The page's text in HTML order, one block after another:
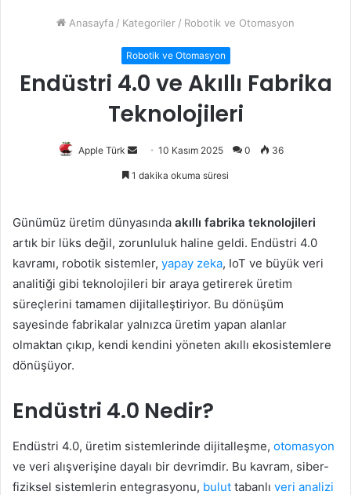
Anasayfa / Kategoriler / Robotik ve Otomasyon
Robotik ve Otomasyon
Endüstri 4.0 ve Akıllı Fabrika
Teknolojileri
Apple Türk
Bir
10 Kasım 2025 0 36
1 dakika okuma süresi
Günümüz üretim dünyasında akıllı fabrika teknolojileri
artık bir lüks değil, zorunluluk haline geldi. Endüstri 4.0
kavramı, robotik sistemler, yapay zeka, IoT ve büyük veri
analitiği gibi teknolojileri bir araya getirerek üretim
süreçlerini tamamen dijitalleştiriyor. Bu dönüşüm
sayesinde fabrikalar yalnızca üretim yapan alanlar
olmaktan çıkıp, kendi kendini yöneten akıllı ekosistemlere
dönüşüyor.
Endüstri 4.0 Nedir?
Endüstri 4.0, üretim sistemlerinde dijitalleşme, otomasyon
ve veri alışverişine dayalı bir devrimdir. Bu kavram, siber-
fiziksel sistemlerin entegrasyonu, bulut tabanlı veri analizi